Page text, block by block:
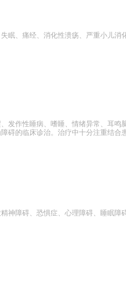
、痛经、消化性溃疡、严重小儿
作性睡病、嗜睡、情绪异常、耳
的临床诊治。治疗中十分注重结合
障碍、恐惧症、心理障碍、睡眠